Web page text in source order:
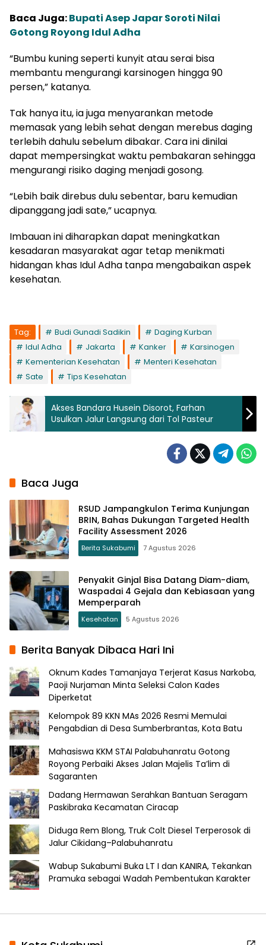
Baca Juga:Bupati Asep Japar Soroti Nilai
Gotong Royong Idul Adha
“Bumbu kuning seperti kunyit atau serai bisa
membantu mengurangi karsinogen hingga 90
persen,” katanya.
Tak hanya itu, ia juga menyarankan metode
memasak yang lebih sehat dengan merebus daging
terlebih dahulu sebelum dibakar. Cara ini dinilai
dapat mempersingkat waktu pembakaran sehingga
mengurangi risiko daging menjadi gosong.
“Lebih baik direbus dulu sebentar, baru kemudian
dipanggang jadi sate,” ucapnya.
Imbauan ini diharapkan dapat meningkatkan
kesadaran masyarakat agar tetap menikmati
hidangan khas Idul Adha tanpa mengabaikan aspek
kesehatan.
Tag: Budi Gunadi Sadikin
Daging Kurban
Idul Adha
Jakarta Kanker
Karsinogen
Kementerian Kesehatan
Menteri Kesehatan
Sate
Tips Kesehatan
Akses Bandara Husein Disorot, Farhan
Usulkan Jalur Langsung dari Tol Pasteur
Baca Juga
RSUD Jampangkulon Terima Kunjungan
BRIN, Bahas Dukungan Targeted Health
Facility Assessment 2026
Berita Sukabumi 7 Agustus 2026
Penyakit Ginjal Bisa Datang Diam-diam,
Waspadai 4 Gejala dan Kebiasaan yang
Memperparah
Kesehatan 5 Agustus 2026
Berita Banyak Dibaca Hari Ini
Oknum Kades Tamanjaya Terjerat Kasus Narkoba,
Paoji Nurjaman Minta Seleksi Calon Kades
Diperketat
Kelompok 89 KKN MAs 2026 Resmi Memulai
Pengabdian di Desa Sumberbrantas, Kota Batu
Mahasiswa KKM STAI Palabuhanratu Gotong
Royong Perbaiki Akses Jalan Majelis Ta’lim di
Sagaranten
Dadang Hermawan Serahkan Bantuan Seragam
Paskibraka Kecamatan Ciracap
Diduga Rem Blong, Truk Colt Diesel Terperosok di
Jalur Cikidang–Palabuhanratu
Wabup Sukabumi Buka LT I dan KANIRA, Tekankan
Pramuka sebagai Wadah Pembentukan Karakter